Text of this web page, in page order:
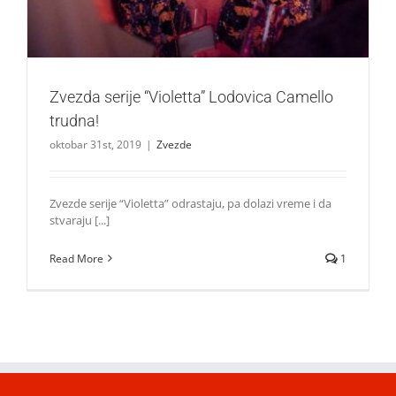
Zvezda serije “Violetta” Lodovica Camello
trudna!
oktobar 31st, 2019 | Zvezde
Zvezde serije “Violetta” odrastaju, pa dolazi vreme i da
stvaraju [...]
Read More 1